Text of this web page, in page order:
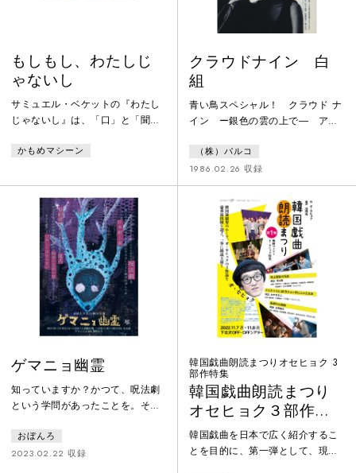
もしもし、わたしじ
ゃないし
サミュエル・ベケットの『わたし
じゃないし』は、「口」と「聞き
この作品を原案に、かもめマシー
に1対1で上演する演劇作品「もし
もし、わたしじゃないし」を2020
年9月に発表した。2021年、早稲
田大学坪内博士記念演劇博物館で
開催された『Lost in Pandemic』
展において展示されたことを受
け、演劇博物館の協力のもとに再
演を実施。※演劇
かもめマシーン
クラウドナイン 白
組
青い鳥スペシャル！ クラウド ナ
イン ー銀色の雲の上で― アン
（株）パルコ
1986.02.26 収録
ゲマニョ幽霊
知っていますか？かつて、呪法劇
という学問があったことを。それ
え、歴史の闇に隠されたことを。
呪法劇とは芝居をやると言う儀式
おぼんろ
2023.02.22 収録
韓国戯曲朗読まつりオセヒョク 3
部作特集
韓国戯曲朗読まつり
オセヒョク３部作特
集『楽屋のお掃除』
韓国戯曲を日本で広く紹介するこ
とを目的に、第一弾として、現在